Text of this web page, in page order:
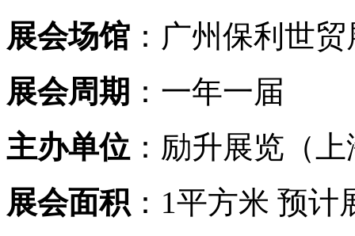
展会场馆 ：广州保利世
展会周期 ：一年一届
主办单位 ：励升展览（
展会面积 ：1平方米 预计